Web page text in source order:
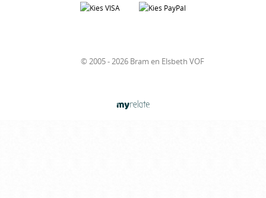
© 2005 - 2026 Bram en Elsbeth VOF